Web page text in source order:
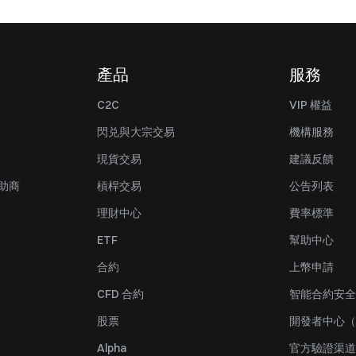
商
產品
C2C
閃兑與大宗交易
現貨交易
槓桿交易
理財中心
ETF
合約
CFD 合約
股票
Alpha
服務
VIP 權益
機構服務
建議反饋
公告列表
費率標準
幫助中心
上幣申請
智能合約安全
開發者中心
官方驗證渠道